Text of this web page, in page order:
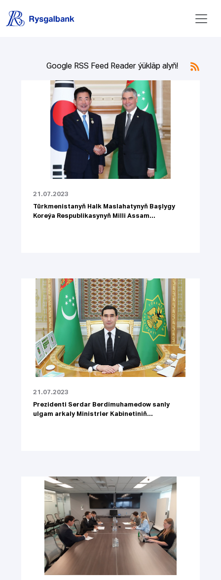
Google RSS Feed Reader ýükläp alyň!
21.07.2023
Türkmenistanyň Halk Maslahatynyň Başlygy
Koreýa Respublikasynyň Milli Assam...
21.07.2023
Prezidenti Serdar Berdimuhamedow sanly
ulgam arkaly Ministrler Kabinetiniň...